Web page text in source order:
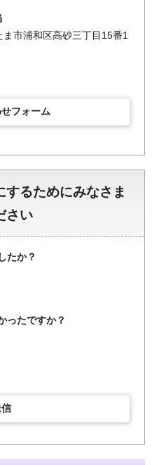
市浦和区高砂三丁目15番1
フォーム
するためにみなさま
さい
たか？
ったですか？